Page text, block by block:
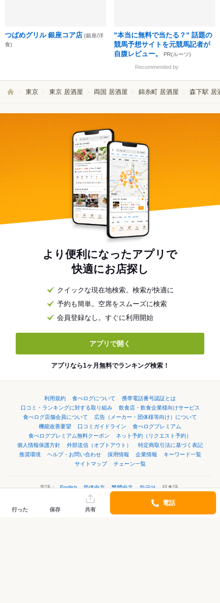
つばめグリル 銀座コア店 (銀座/洋
食)
"本当に無料で当たる？" 話題の
競馬予想サイトを元競馬記者が
自腹レビュー。
PR(ルーツ)
Recommended by
東京 東京 居酒屋 両国 居酒屋 錦糸町 居酒屋 森下駅 居
より便利になったアプリで
快適にお店探し
クイックな現在地検索。検索が快適に
予約も簡単。空席をスムーズに検索
会員登録なし。すぐに利用開始
アプリで開く
アプリなら1ヶ月無料でランキング検索！
利用規約 食べログについて
携帯電話番号認証とは
口コミ・ランキングに対する取り組み
飲食店・飲食企業様向けサービス
食べログ店舗会員について
広告（メーカー・団体様等向け）について
機能改善要望
口コミガイドライン
食べログプレミアム
食べログプレミアム無料クーポン
ネット予約（リクエスト予約）
個人情報保護方針
外部送信（オプトアウト）
特定商取引法に基づく表記
推奨環境
ヘルプ・お問い合わせ 採用情報 企業情報
キーワード一覧
サイトマップ
チェーン一覧
言語： English 简体中文 繁體中文 한국어 日本語
行った 保存 共有
電話